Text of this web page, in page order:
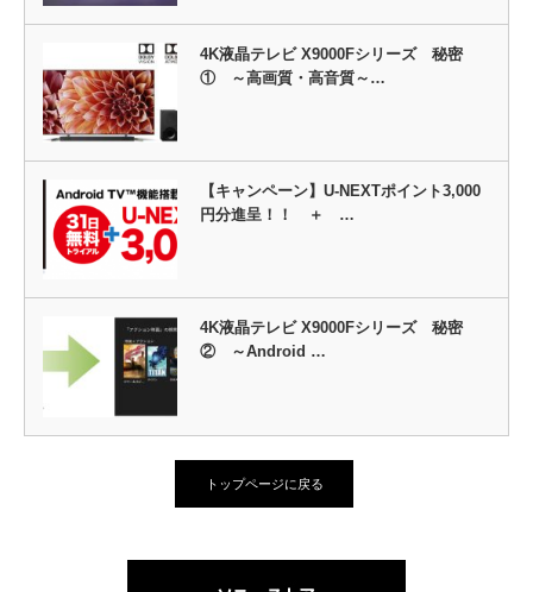
4K液晶テレビ X9000Fシリーズ 秘密
① ～高画質・高音質～…
【キャンペーン】U-NEXTポイント3,000
円分進呈！！ ＋ …
4K液晶テレビ X9000Fシリーズ 秘密
② ～Android …
トップページに戻る